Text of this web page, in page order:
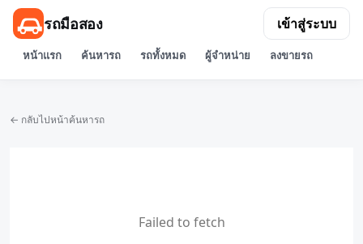
รถมือสอง
หน้าแรก ค้นหารถ รถทั้งหมด ผู้จำหน่าย ลงขายรถ
เข้าสู่ระบบ
← กลับไปหน้าค้นหารถ
Failed to fetch